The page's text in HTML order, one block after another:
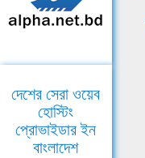
দেশের সেরা ওয়েব
হোস্টিং
প্রোভাইডার ইন
বাংলাদেশ